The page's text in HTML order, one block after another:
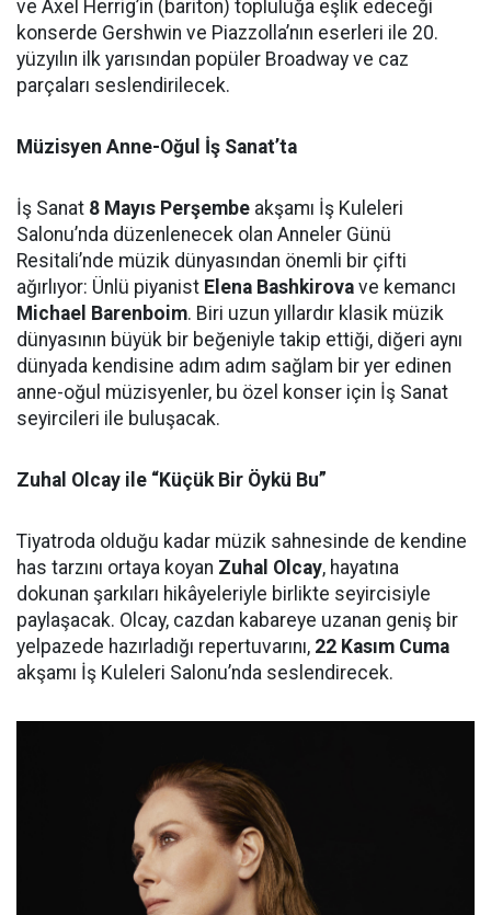
ve Axel Herrig’in (bariton) topluluğa eşlik edeceği
konserde Gershwin ve Piazzolla’nın eserleri ile 20.
yüzyılın ilk yarısından popüler Broadway ve caz
parçaları seslendirilecek.
Müzisyen Anne-Oğul İş Sanat’ta
İş Sanat 8 Mayıs Perşembe akşamı İş Kuleleri
Salonu’nda düzenlenecek olan Anneler Günü
Resitali’nde müzik dünyasından önemli bir çifti
ağırlıyor: Ünlü piyanist Elena Bashkirova ve kemancı
Michael Barenboim. Biri uzun yıllardır klasik müzik
dünyasının büyük bir beğeniyle takip ettiği, diğeri aynı
dünyada kendisine adım adım sağlam bir yer edinen
anne-oğul müzisyenler, bu özel konser için İş Sanat
seyircileri ile buluşacak.
Zuhal Olcay ile “Küçük Bir Öykü Bu”
Tiyatroda olduğu kadar müzik sahnesinde de kendine
has tarzını ortaya koyan Zuhal Olcay, hayatına
dokunan şarkıları hikâyeleriyle birlikte seyircisiyle
paylaşacak. Olcay, cazdan kabareye uzanan geniş bir
yelpazede hazırladığı repertuvarını, 22 Kasım Cuma
akşamı İş Kuleleri Salonu’nda seslendirecek.